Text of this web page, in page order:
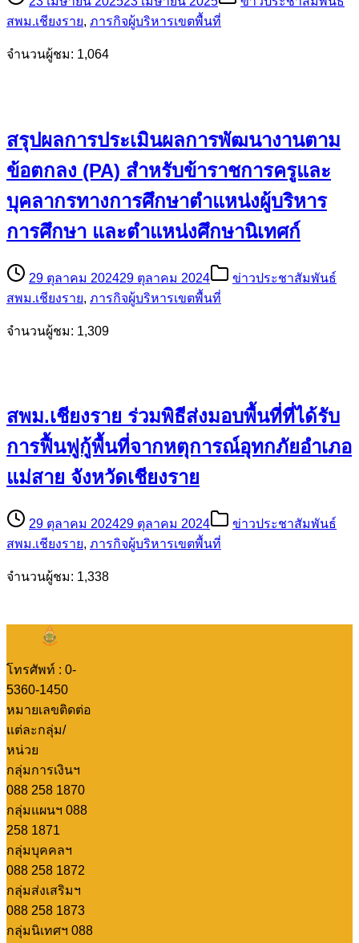
สพม.เชียงราย, ภารกิจผู้บริหารเขตพื้นที่
จำนวนผู้ชม: 1,064
สรุปผลการประเมินผลการพัฒนางานตาม
ข้อตกลง (PA) สำหรับข้าราชการครูและ
บุคลากรทางการศึกษาตำแหน่งผู้บริหาร
การศึกษา และตำแหน่งศึกษานิเทศก์
29 ตุลาคม 202429 ตุลาคม 2024
ข่าวประชาสัมพันธ์
สพม.เชียงราย, ภารกิจผู้บริหารเขตพื้นที่
จำนวนผู้ชม: 1,309
สพม.เชียงราย ร่วมพิธีส่งมอบพื้นที่ที่ได้รับ
การฟื้นฟูกู้พื้นที่จากหตุการณ์อุทกภัยอำเภอ
แม่สาย จังหวัดเชียงราย
29 ตุลาคม 202429 ตุลาคม 2024
ข่าวประชาสัมพันธ์
สพม.เชียงราย, ภารกิจผู้บริหารเขตพื้นที่
จำนวนผู้ชม: 1,338
โทรศัพท์ : 0-
5360-1450
หมายเลขติดต่อ
แต่ละกลุ่ม/
หน่วย
กลุ่มการเงินฯ
088 258 1870
กลุ่มแผนฯ 088
258 1871
กลุ่มบุคคลฯ
088 258 1872
กลุ่มส่งเสริมฯ
088 258 1873
กลุ่มนิเทศฯ 088